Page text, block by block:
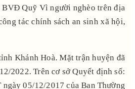
BVĐ Quỹ Vì người nghèo trên địa
tác chính sách an sinh xã hội,
Khánh Hoà. Mặt trận huyện đã
2022. Trên cơ sở Quyết định số:
05/12/2017 của Ban Thường